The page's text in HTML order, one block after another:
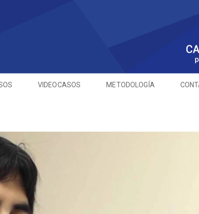
VIDEOCASOS METODOLOGÍA